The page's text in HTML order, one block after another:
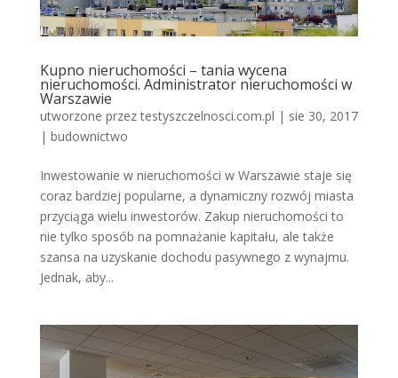
Kupno nieruchomości – tania wycena
nieruchomości. Administrator nieruchomości w
Warszawie
utworzone przeztestyszczelnosci.com.pl | sie 30, 2017
| budownictwo
Inwestowanie w nieruchomości w Warszawie staje się
coraz bardziej popularne, a dynamiczny rozwój miasta
przyciąga wielu inwestorów. Zakup nieruchomości to
nie tylko sposób na pomnażanie kapitału, ale także
szansa na uzyskanie dochodu pasywnego z wynajmu.
Jednak, aby...